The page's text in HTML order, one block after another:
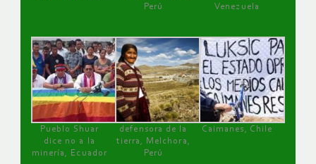
Perú
Venezuela
Pueblo Shuar
dice no a la
minería, Ecuador
defensora de la
tierra, Melchora,
Perú
Caimanes, Chile